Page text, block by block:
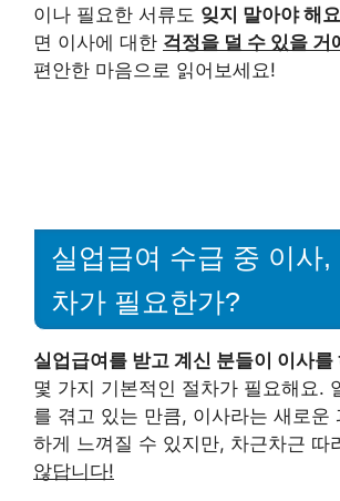
이나 필요한 서류도 잊지 말아야 해
면 이사에 대한 걱정을 덜 수 있을 거
편안한 마음으로 읽어보세요!
실업급여 수급 중 이사,
차가 필요한가?
실업급여를 받고 계신 분들이 이사를
몇 가지 기본적인 절차가 필요해요.
를 겪고 있는 만큼, 이사라는 새로운
하게 느껴질 수 있지만, 차근차근 따
않답니다!